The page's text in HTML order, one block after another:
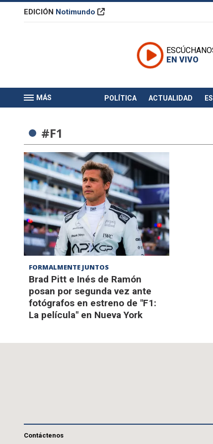
EDICIÓN Notimundo
EN VIVO
MÁS POLÍTICA ACTUALIDAD
#F1
FORMALMENTE JUNTOS
Brad Pitt e Inés de Ramón
posan por segunda vez ante
fotógrafos en estreno de "F1:
La película" en Nueva York
Contáctenos